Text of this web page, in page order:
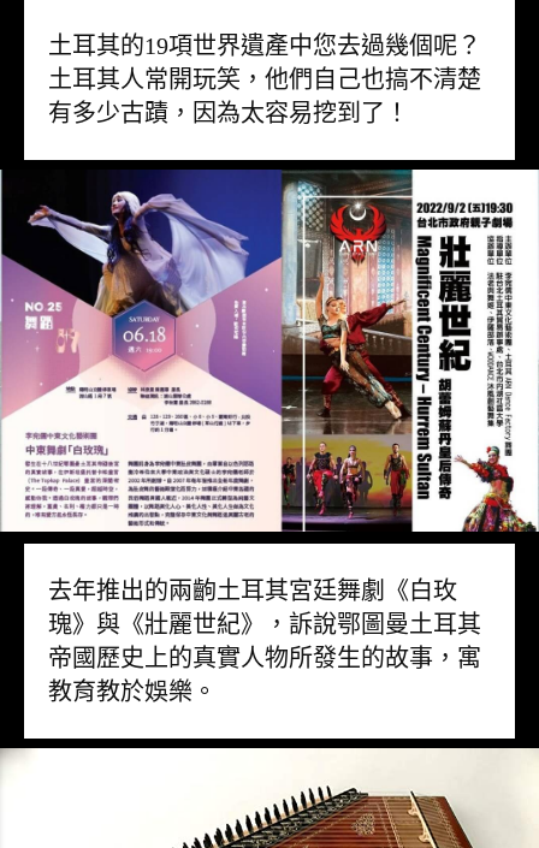
土耳其的19項世界遺產中您去過幾個呢？
土耳其人常開玩笑，他們自己也搞不清楚
有多少古蹟，因為太容易挖到了！
去年推出的兩齣土耳其宮廷舞劇《白玫
瑰》與《壯麗世紀》，訴說鄂圖曼土耳其
帝國歷史上的真實人物所發生的故事，寓
教育教於娛樂。